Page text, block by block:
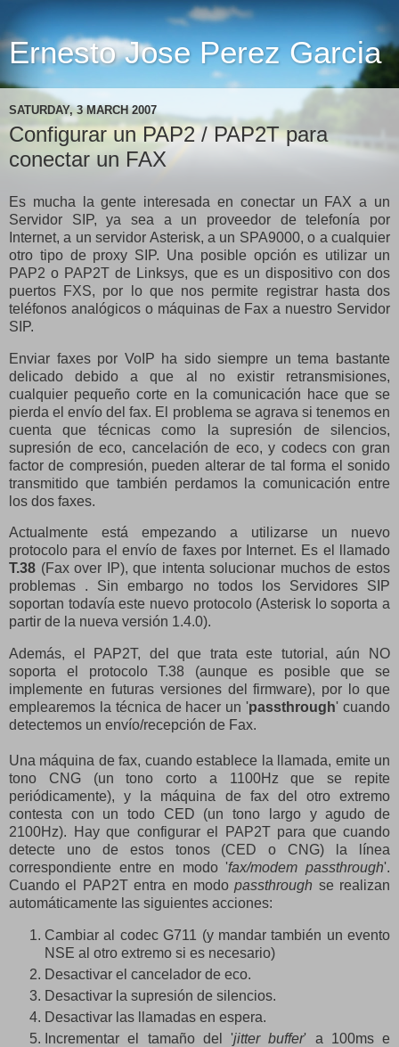
Ernesto Jose Perez Garcia
SATURDAY, 3 MARCH 2007
Configurar un PAP2 / PAP2T para
conectar un FAX
Es mucha la gente interesada en conectar un FAX a un
Servidor SIP, ya sea a un proveedor de telefonía por
Internet, a un servidor Asterisk, a un SPA9000, o a cualquier
otro tipo de proxy SIP. Una posible opción es utilizar un
PAP2 o PAP2T de Linksys, que es un dispositivo con dos
puertos FXS, por lo que nos permite registrar hasta dos
teléfonos analógicos o máquinas de Fax a nuestro Servidor
SIP.
Enviar faxes por VoIP ha sido siempre un tema bastante
delicado debido a que al no existir retransmisiones,
cualquier pequeño corte en la comunicación hace que se
pierda el envío del fax. El problema se agrava si tenemos en
cuenta que técnicas como la supresión de silencios,
supresión de eco, cancelación de eco, y codecs con gran
factor de compresión, pueden alterar de tal forma el sonido
transmitido que también perdamos la comunicación entre
los dos faxes.
Actualmente está empezando a utilizarse un nuevo
protocolo para el envío de faxes por Internet. Es el llamado
T.38 (Fax over IP), que intenta solucionar muchos de estos
problemas . Sin embargo no todos los Servidores SIP
soportan todavía este nuevo protocolo (Asterisk lo soporta a
partir de la nueva versión 1.4.0).
Además, el PAP2T, del que trata este tutorial, aún NO
soporta el protocolo T.38 (aunque es posible que se
implemente en futuras versiones del firmware), por lo que
emplearemos la técnica de hacer un 'passthrough' cuando
detectemos un envío/recepción de Fax.
Una máquina de fax, cuando establece la llamada, emite un
tono CNG (un tono corto a 1100Hz que se repite
periódicamente), y la máquina de fax del otro extremo
contesta con un todo CED (un tono largo y agudo de
2100Hz). Hay que configurar el PAP2T para que cuando
detecte uno de estos tonos (CED o CNG) la línea
correspondiente entre en modo 'fax/modem passthrough'.
Cuando el PAP2T entra en modopassthrough se realizan
automáticamente las siguientes acciones:
Cambiar al codec G711 (y mandar también un evento
NSE al otro extremo si es necesario)
Desactivar el cancelador de eco.
Desactivar la supresión de silencios.
Desactivar las llamadas en espera.
Incrementar el tamaño del 'jitter buffer' a 100ms e